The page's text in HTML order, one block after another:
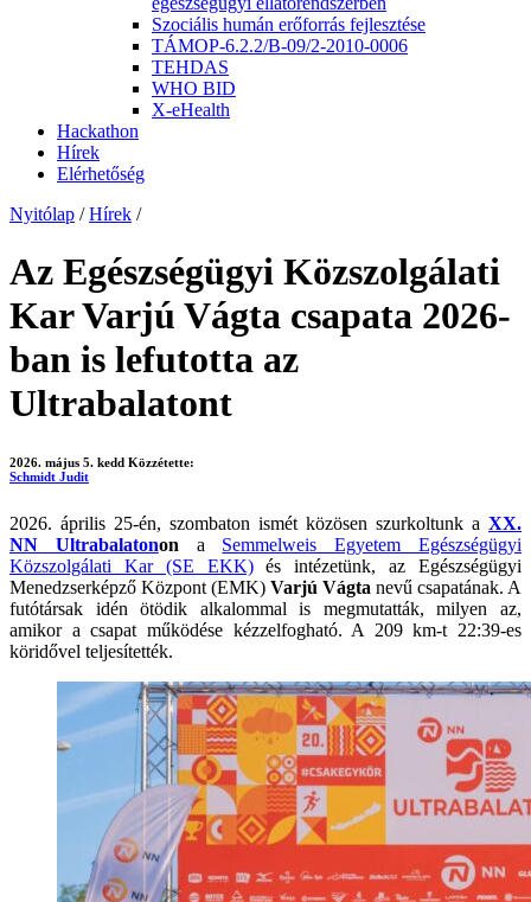
Szociális humán erőforrás fejlesztése
TÁMOP-6.2.2/B-09/2-2010-0006
TEHDAS
WHO BID
X-eHealth
Hackathon
Hírek
Elérhetőség
Nyitólap / Hírek /
Az Egészségügyi Közszolgálati
Kar Varjú Vágta csapata 2026-
ban is lefutotta az
Ultrabalatont
2026. május 5. kedd Közzétette:
Schmidt Judit
2026. április 25-én, szombaton ismét közösen szurkoltunk a XX.
NN Ultrabalatonona Semmelweis Egyetem Egészségügyi
Közszolgálati Kar (SE EKK)és intézetünk, az Egészségügyi
Menedzserképző Központ (EMK) Varjú Vágta nevű csapatának. A
futótársak idén ötödik alkalommal is megmutatták, milyen az,
amikor a csapat működése kézzelfogható. A 209 km-t 22:39-es
köridővel teljesítették.